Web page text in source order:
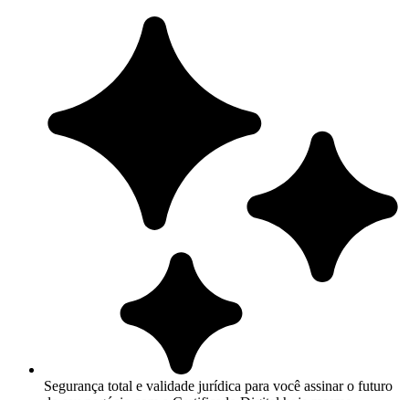
Segurança total e validade jurídica para você assinar o futuro